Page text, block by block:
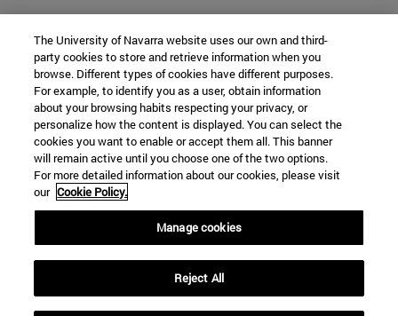
The University of Navarra website uses our own and third-
party cookies to store and retrieve information when you
browse. Different types of cookies have different purposes.
For example, to identify you as a user, obtain information
about your browsing habits respecting your privacy, or
personalize how the content is displayed. You can select the
cookies you want to enable or accept them all. This banner
will remain active until you choose one of the two options.
For more detailed information about our cookies, please visit
our Cookie Policy.
Manage cookies
Reject All